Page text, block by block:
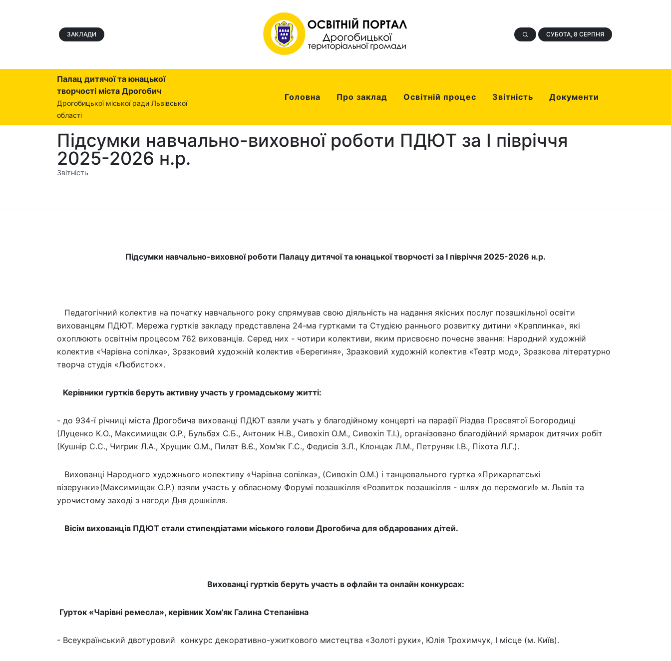
ЗАКЛАДИ СУБОТА, 8 СЕРПНЯ
Палац дитячої та юнацької
творчості міста Дрогобич
Дрогобицької міської ради Львівської
області
Головна Про заклад Освітній процес Звітність Документи
Підсумки навчально-виховної роботи ПДЮТ за І півріччя
2025-2026 н.р.
Звітність
Підсумки навчально-виховної роботи Палацу дитячої та юнацької творчості за І півріччя 2025-2026 н.р.
Педагогічний колектив на початку навчального року спрямував свою діяльність на надання якісних послуг позашкільної освіти
вихованцям ПДЮТ. Мережа гуртків закладу представлена 24-ма гуртками та Студією раннього розвитку дитини «Краплинка», які
охоплюють освітнім процесом 762 вихованців. Серед них - чотири колективи, яким присвоєно почесне звання: Народний художній
колектив «Чарівна сопілка», Зразковий художній колектив «Берегиня», Зразковий художній колектив «Театр мод», Зразкова літературно
творча студія «Любисток».
Керівники гуртків беруть активну участь у громадському житті:
- до 934-ї річниці міста Дрогобича вихованці ПДЮТ взяли учать у благодійному концерті на парафії Різдва Пресвятої Богородиці
(Луценко К.О., Максимищак О.Р., Бульбах С.Б., Антоник Н.В., Сивохіп О.М., Сивохіп Т.І.), організовано благодійний ярмарок дитячих робіт
(Кушнір С.С., Чигрик Л.А., Хрущик О.М., Пилат В.Є., Хом’як Г.С., Федисів З.Л., Клонцак Л.М., Петруняк І.В., Піхота Л.Г.).
Вихованці Народного художнього колективу «Чарівна сопілка», (Сивохіп О.М.) і танцювального гуртка «Прикарпатські
візерунки»(Максимищак О.Р.) взяли участь у обласному Форумі позашкілля «Розвиток позашкілля - шлях до перемоги!» м. Львів та
урочистому заході з нагоди Дня дошкілля.
Вісім вихованців ПДЮТ стали стипендіатами міського голови Дрогобича для обдарованих дітей.
Вихованці гуртків беруть участь в офлайн та онлайн конкурсах:
Гурток «Чарівні ремесла», керівник Хом’як Галина Степанівна
- Всеукраїнський двотуровий конкурс декоративно-ужиткового мистецтва «Золоті руки», Юлія Трохимчук, І місце (м. Київ).